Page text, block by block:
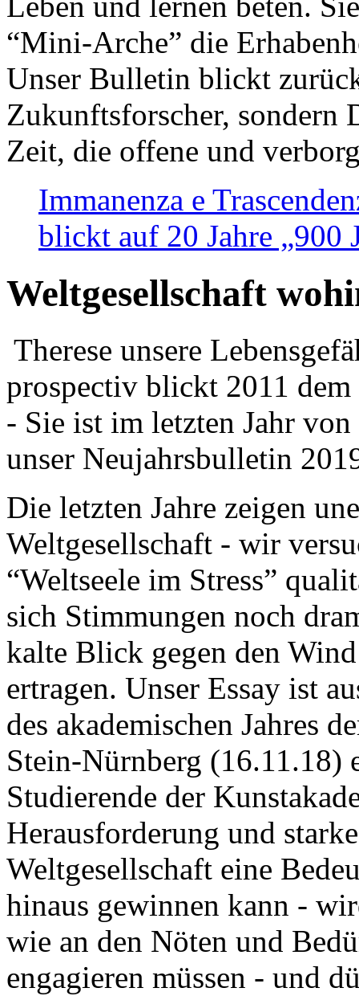
“Mini-Arche” die
Unser Bulletin blickt
Zukunftsforscher, sondern
Zeit, die offene und
Immanenza e
blickt auf 20 Jahre „900
Weltgesellschaft
Therese unsere
prospectiv blickt 2011
- Sie ist im letzten Jahr
unser Neujahrsbulletin
Die letzten Jahre zeigen
Weltgesellschaft - wir
“Weltseele im Stress”
sich Stimmungen noch
kalte Blick gegen den
ertragen. Unser Essay ist
des akademischen Jahres
Stein-Nürnberg (16.11.18)
Studierende der
Herausforderung und
Weltgesellschaft eine
hinaus gewinnen kann -
wie an den Nöten und
engagieren müssen - und